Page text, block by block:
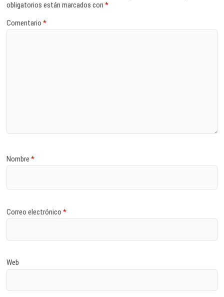
obligatorios están marcados con*
Comentario*
Nombre*
Correo electrónico*
Web